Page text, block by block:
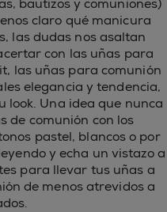
bautizos y comuniones)
claro qué manicura
las dudas nos asaltan
con las uñas para
las uñas para comunión
elegancia y tendencia,
look. Una idea que nunca
de comunión con los
pastel, blancos o por
y echa un vistazo a
para llevar tus uñas a
de menos atrevidos a